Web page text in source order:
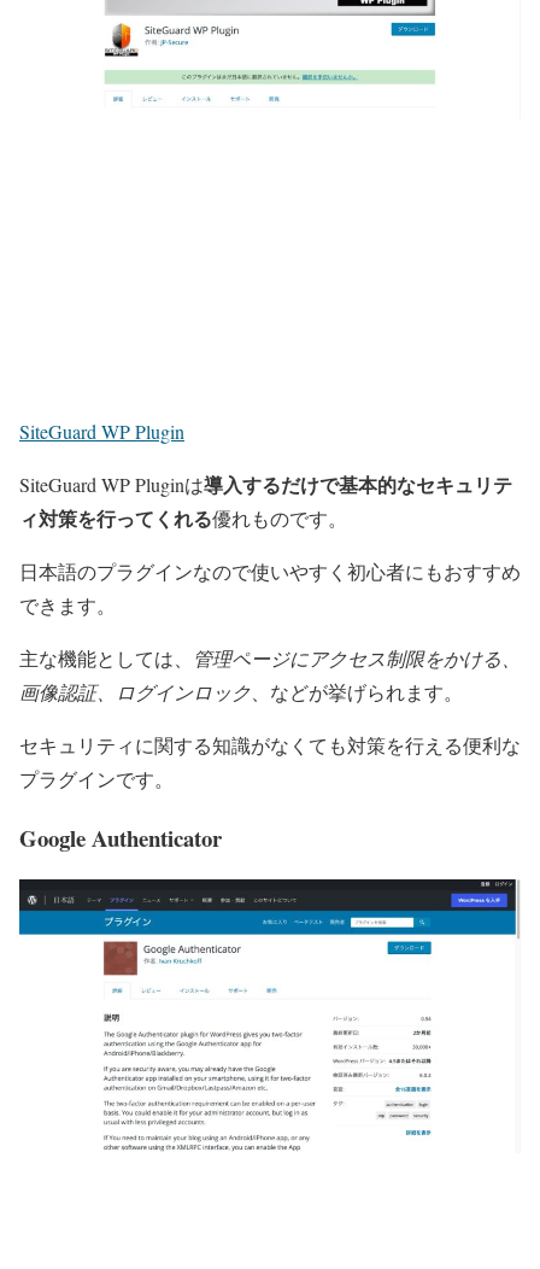
SiteGuard WP Plugin
SiteGuard WP Pluginは導入するだけで基本的なセキュリテ
ィ対策を行ってくれる優れものです。
日本語のプラグインなので使いやすく初心者にもおすすめ
できます。
主な機能としては、 管理ページにアクセス制限をかける、
画像認証、ログインロック 、などが挙げられます。
セキュリティに関する知識がなくても対策を行える便利な
プラグインです。
Google Authenticator